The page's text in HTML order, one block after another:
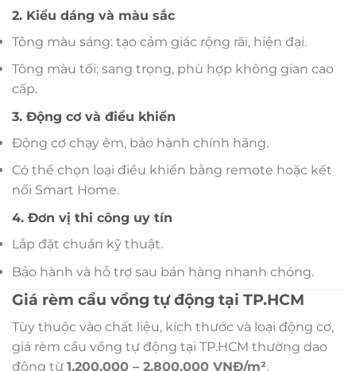
2. Kiểu dáng và màu sắc
Tông màu sáng: tạo cảm giác rộng rãi, hiện đại.
Tông màu tối: sang trọng, phù hợp không gian cao
cấp.
3. Động cơ và điều khiển
Động cơ chạy êm, bảo hành chính hãng.
Có thể chọn loại điều khiển bằng remote hoặc kết
nối Smart Home.
4. Đơn vị thi công uy tín
Lắp đặt chuẩn kỹ thuật.
Bảo hành và hỗ trợ sau bán hàng nhanh chóng.
Giá rèm cầu vồng tự động tại TP.HCM
Tùy thuộc vào chất liệu, kích thước và loại động cơ,
giá rèm cầu vồng tự động tại TP.HCM thường dao
động từ 1.200.000 – 2.800.000 VNĐ/m².